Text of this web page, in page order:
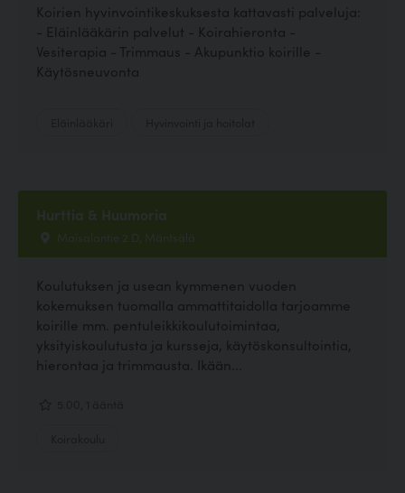
Koirien hyvinvointikeskuksesta kattavasti palveluja:
- Eläinlääkärin palvelut - Koirahieronta -
Vesiterapia - Trimmaus - Akupunktio koirille -
Käytösneuvonta
Hurttia & Huumoria
Maisalantie 2 D, Mäntsälä
Koulutuksen ja usean kymmenen vuoden
kokemuksen tuomalla ammattitaidolla tarjoamme
koirille mm. pentuleikkikoulutoimintaa,
yksityiskoulutusta ja kursseja, käytöskonsultointia,
hierontaa ja trimmausta. Ikään...